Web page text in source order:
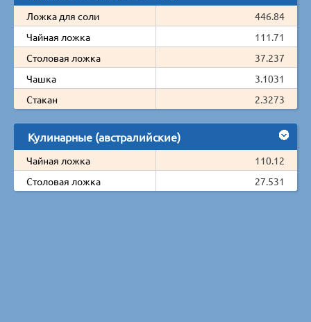
Ложка для соли
446.84
Чайная ложка
111.71
Столовая ложка
37.237
Чашка
3.1031
Стакан
2.3273
Кулинарные (австралийские)
Чайная ложка
110.12
Столовая ложка
27.531